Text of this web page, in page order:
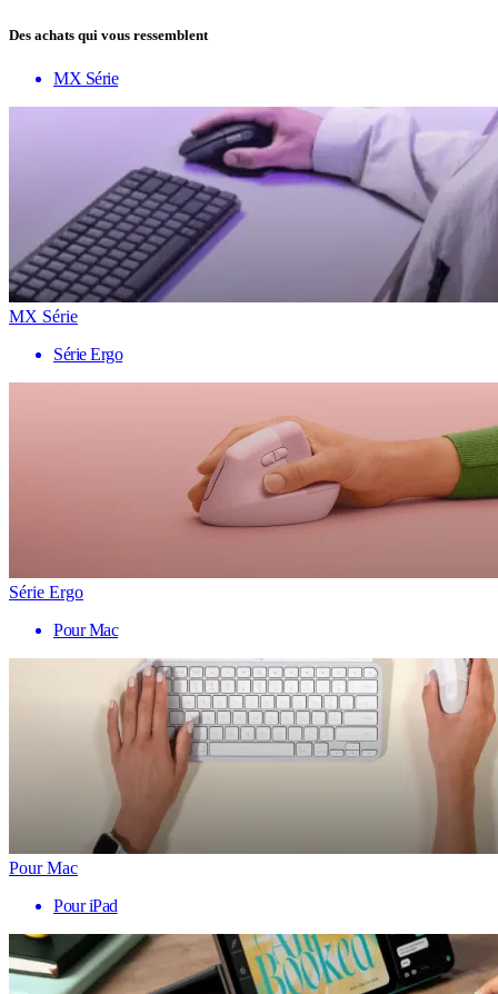
Des achats qui vous ressemblent
MX Série
MX Série
Série Ergo
Série Ergo
Pour Mac
Pour Mac
Pour iPad